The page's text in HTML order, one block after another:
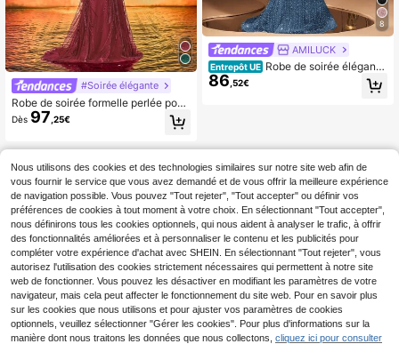
#Soirée élégante
Robe de soirée formelle perlée pour
femmes, robe sirène élégante sans
bretelles pour fête, mariage, automn
Dès 97 ,25€
8
AMILUCK
Entrepôt UE Robe de soirée élégante
et Top de gamme AMILUCK pour fe
mme, ornée de sequins et de perles,
86,52€
Nous utilisons des cookies et des technologies similaires sur notre site web afin de
vous fournir le service que vous avez demandé et de vous offrir la meilleure expérience
de navigation possible. Vous pouvez "Tout rejeter", "Tout accepter" ou définir vos
préférences de cookies à tout moment à votre choix. En sélectionnant "Tout accepter",
nous définirons tous les cookies optionnels, qui nous aident à analyser le trafic, à offrir
des fonctionnalités améliorées et à personnaliser le contenu et les publicités pour
compléter votre expérience d'achat avec SHEIN. En sélectionnant "Tout rejeter", vous
autorisez l'utilisation des cookies strictement nécessaires qui permettent à notre site
web de fonctionner. Vous pouvez les désactiver en modifiant les paramètres de votre
navigateur, mais cela peut affecter le fonctionnement du site web. Pour en savoir plus
sur les cookies que nous utilisons et pour ajuster vos paramètres de cookies
optionnels, veuillez sélectionner "Gérer les cookies". Pour plus d'informations sur la
manière dont nous traitons les données que nous collectons, cliquez ici pour consulter